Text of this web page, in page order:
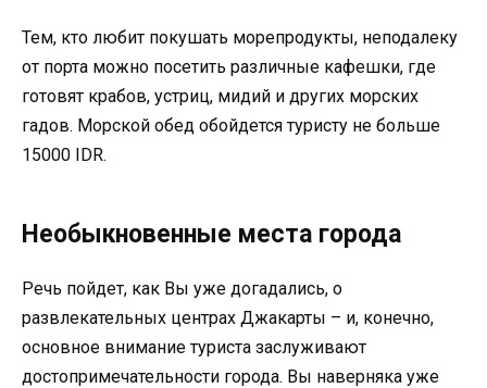
Тем, кто любит покушать морепродукты, неподалеку
от порта можно посетить различные кафешки, где
готовят крабов, устриц, мидий и других морских
гадов. Морской обед обойдется туристу не больше
15000 IDR.
Необыкновенные места города
Речь пойдет, как Вы уже догадались, о
развлекательных центрах Джакарты – и, конечно,
основное внимание туриста заслуживают
достопримечательности города. Вы наверняка уже